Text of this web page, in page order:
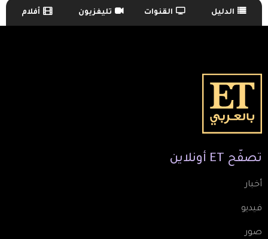
TV Guide Menu الدليل القنوات تليفزيون أفلام
تصفّح ET أونلاين
أخبار
فيديو
صور